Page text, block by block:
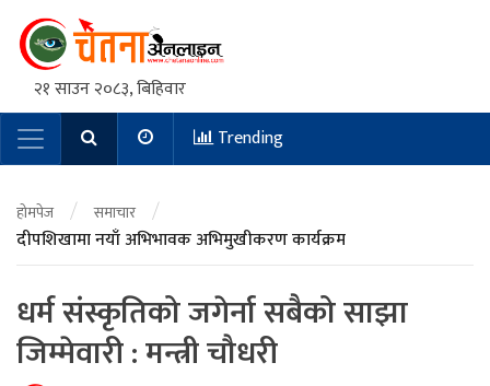
२१ साउन २०८३, बिहिवार
Main NavigationTrending
होमपेज / समाचार /
दीपशिखामा नयाँ अभिभावक अभिमुखीकरण कार्यक्रम
धर्म संस्कृतिको जगेर्ना सबैको साझा
जिम्मेवारी : मन्त्री चौधरी